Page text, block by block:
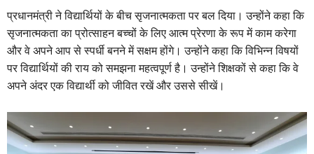
प्रधानमंत्री ने विद्यार्थियों के बीच सृजनात्‍मकता पर बल दिया। उन्‍होंने कहा कि
सृजनात्‍मकता का प्रोत्‍साहन बच्‍चों के लिए आत्‍म प्रेरणा के रूप में काम करेगा
और वे अपने आप से स्‍पर्धी बनने में सक्षम होंगे। उन्‍होंने कहा कि विभिन्‍न विषयों
पर विद्यार्थियों की राय को समझना महत्‍वपूर्ण है। उन्‍होंने शिक्षकों से कहा कि वे
अपने अंदर एक विद्यार्थी को जीवित रखें और उससे सीखें।